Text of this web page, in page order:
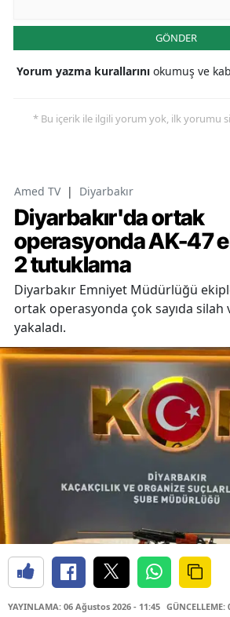
GÖNDER
Yorum yazma kurallarını okumuş ve
* Bu içerik ile ilgili yorum yok, ilk yorumu
Amed TV | Diyarbakır
Diyarbakır'da ortak
operasyonda AK-47
2 tutuklama
Diyarbakır Emniyet Müdürlüğü
ortak operasyonda çok sayıda
yakaladı.
YAYINLAMA: 06 Ağustos 2026 - 11:45